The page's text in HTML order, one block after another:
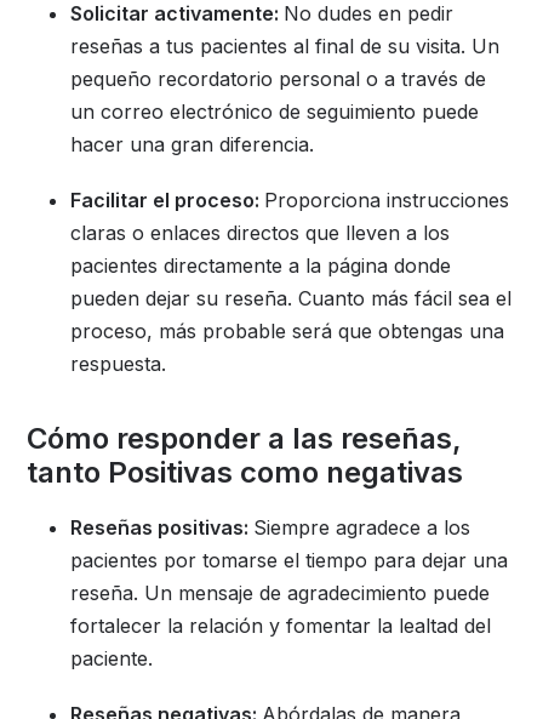
Solicitar activamente: No dudes en pedir
reseñas a tus pacientes al final de su visita. Un
pequeño recordatorio personal o a través de
un correo electrónico de seguimiento puede
hacer una gran diferencia.
Facilitar el proceso: Proporciona instrucciones
claras o enlaces directos que lleven a los
pacientes directamente a la página donde
pueden dejar su reseña. Cuanto más fácil sea el
proceso, más probable será que obtengas una
respuesta.
Cómo responder a las reseñas,
tanto Positivas como negativas
Reseñas positivas: Siempre agradece a los
pacientes por tomarse el tiempo para dejar una
reseña. Un mensaje de agradecimiento puede
fortalecer la relación y fomentar la lealtad del
paciente.
Reseñas negativas: Abórdalas de manera